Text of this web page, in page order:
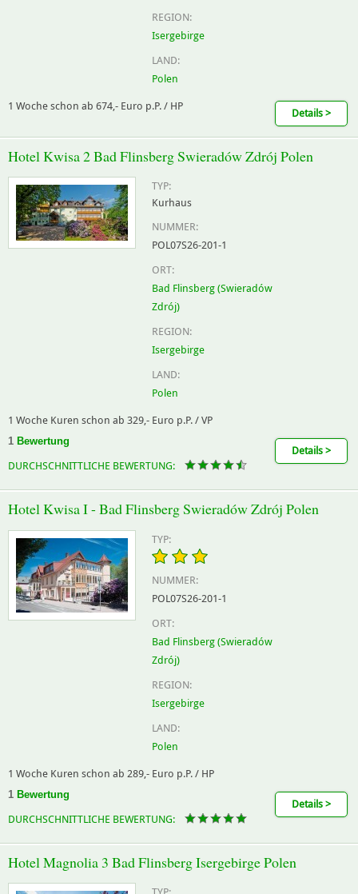
REGION:
Isergebirge
LAND:
Polen
1 Woche schon ab 674,- Euro p.P. / HP
Details >
Hotel Kwisa 2 Bad Flinsberg Swieradów Zdrój Polen
TYP:
Kurhaus
NUMMER:
POL07S26-201-1
ORT:
Bad Flinsberg (Swieradów
Zdrój)
REGION:
Isergebirge
LAND:
Polen
1 Woche Kuren schon ab 329,- Euro p.P. / VP
1 Bewertung
DURCHSCHNITTLICHE BEWERTUNG:
Details >
Hotel Kwisa I - Bad Flinsberg Swieradów Zdrój Polen
TYP:
NUMMER:
POL07S26-201-1
ORT:
Bad Flinsberg (Swieradów
Zdrój)
REGION:
Isergebirge
LAND:
Polen
1 Woche Kuren schon ab 289,- Euro p.P. / HP
1 Bewertung
DURCHSCHNITTLICHE BEWERTUNG:
Details >
Hotel Magnolia 3 Bad Flinsberg Isergebirge Polen